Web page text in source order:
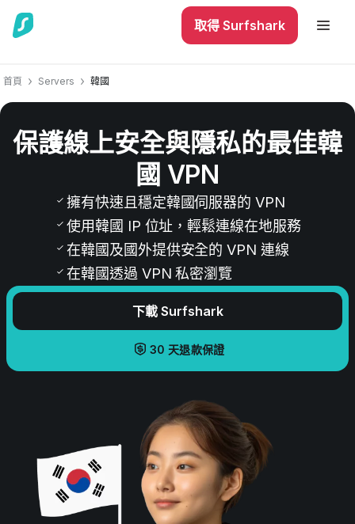
取得 Surfshark
首頁 Servers 韓國
保護線上安全與隱私的最佳韓
國 VPN
擁有快速且穩定韓國伺服器的 VPN
使用韓國 IP 位址，輕鬆連線在地服務
在韓國及國外提供安全的 VPN 連線
在韓國透過 VPN 私密瀏覽
下載 Surfshark
30 天退款保證